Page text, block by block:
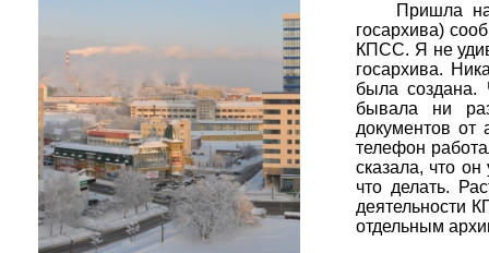
Пришла
госархива)
КПСС. Я не
госархива.
была создана.
бывала ни
документов от
телефон
сказала, что
что делать.
деятельности
отдельным